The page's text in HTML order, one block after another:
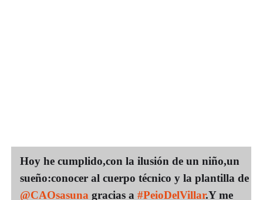
Hoy he cumplido,con la ilusión de un niño,un
sueño:conocer al cuerpo técnico y la plantilla de
@CAOsasuna gracias a #PeioDelVillar.Y me